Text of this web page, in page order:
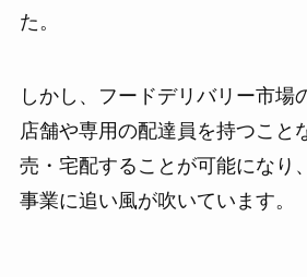
た。
しかし、フードデリバリー市場
店舗や専用の配達員を持つこと
売・宅配することが可能になり
事業に追い風が吹いています。